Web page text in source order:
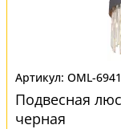
OML-
Подвесная
черная